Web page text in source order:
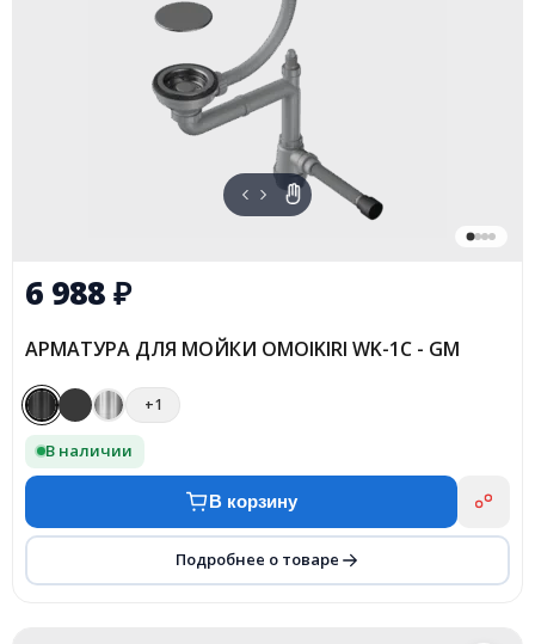
6 988₽
АРМАТУРА ДЛЯ МОЙКИ OMOIKIRI WK-1C - GM
+1
В наличии
В корзину
Подробнее о товаре